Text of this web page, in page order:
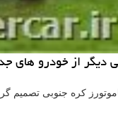
از خودرو های